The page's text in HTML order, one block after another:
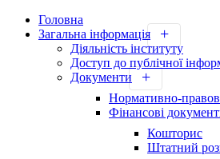
Головна
Загальна інформація
Діяльність інституту
Доступ до публічної
Документи
Нормативно-
Фінансові
Кошторис
Штатний